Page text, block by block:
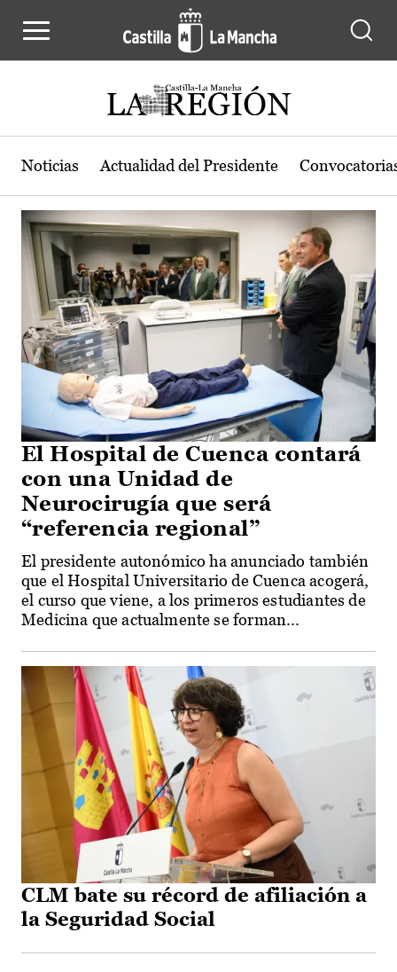
Actualidad de la región de Castilla-
Noticias Actualidad del Presidente
El Hospital de Cuenca contará
con una Unidad de
Neurocirugía que será
“referencia regional”
El presidente autonómico ha anunciado también
que el Hospital Universitario de Cuenca acogerá,
el curso que viene, a los primeros estudiantes de
Medicina que actualmente se forman...
CLM bate su récord de afiliación a
la Seguridad Social